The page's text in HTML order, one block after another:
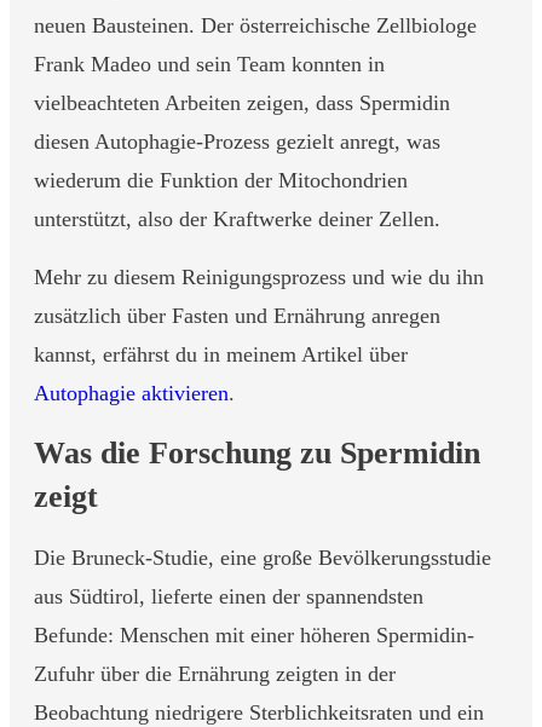
neuen Bausteinen. Der österreichische Zellbiologe
Frank Madeo und sein Team konnten in
vielbeachteten Arbeiten zeigen, dass Spermidin
diesen Autophagie-Prozess gezielt anregt, was
wiederum die Funktion der Mitochondrien
unterstützt, also der Kraftwerke deiner Zellen.
Mehr zu diesem Reinigungsprozess und wie du ihn
zusätzlich über Fasten und Ernährung anregen
kannst, erfährst du in meinem Artikel über
Autophagie aktivieren.
Was die Forschung zu Spermidin
zeigt
Die Bruneck-Studie, eine große Bevölkerungsstudie
aus Südtirol, lieferte einen der spannendsten
Befunde: Menschen mit einer höheren Spermidin-
Zufuhr über die Ernährung zeigten in der
Beobachtung niedrigere Sterblichkeitsraten und ein